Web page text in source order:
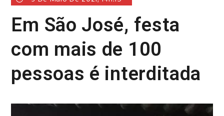
Em São José, festa
com mais de 100
pessoas é interditada